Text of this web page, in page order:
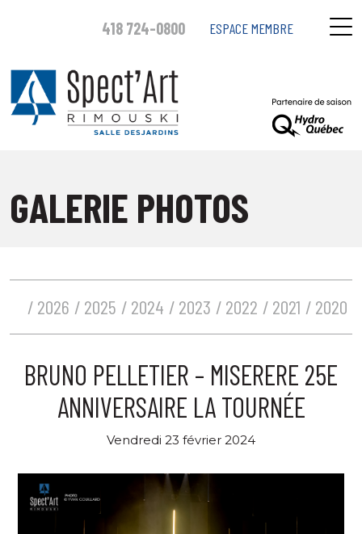
418 724-0800 ESPACE MEMBRE
GALERIE PHOTOS
2026 2025 2024 2023 2022 2021 2020
BRUNO PELLETIER – MISERERE 25E
ANNIVERSAIRE LA TOURNÉE
Vendredi 23 février 2024